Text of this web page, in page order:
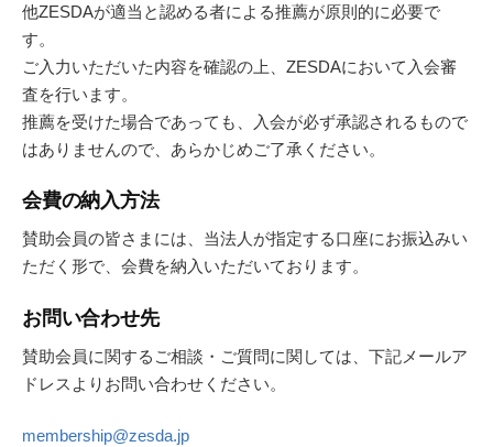
他ZESDAが適当と認める者による推薦が原則的に必要で
す。
ご入力いただいた内容を確認の上、ZESDAにおいて入会審
査を行います。
推薦を受けた場合であっても、入会が必ず承認されるもので
はありませんので、あらかじめご了承ください。
会費の納入方法
賛助会員の皆さまには、当法人が指定する口座にお振込みい
ただく形で、会費を納入いただいております。
お問い合わせ先
賛助会員に関するご相談・ご質問に関しては、下記メールア
ドレスよりお問い合わせください。
membership@zesda.jp